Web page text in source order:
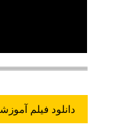
دانلود فیلم